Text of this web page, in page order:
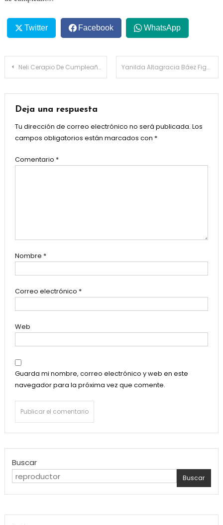
Twitter Facebook WhatsApp
Navegación
de
entradas
Neli Cerapio De Cumpleaños En Licey República Dominicana Yanilda Altagracia Báez Figueroa De Cumpleaños Hoy En Panamá
Deja una respuesta
Tu dirección de correo electrónico no será publicada. Los
campos obligatorios están marcados con *
Comentario *
Nombre *
Correo electrónico *
Web
Guarda mi nombre, correo electrónico y web en este
navegador para la próxima vez que comente.
Buscar
Buscar